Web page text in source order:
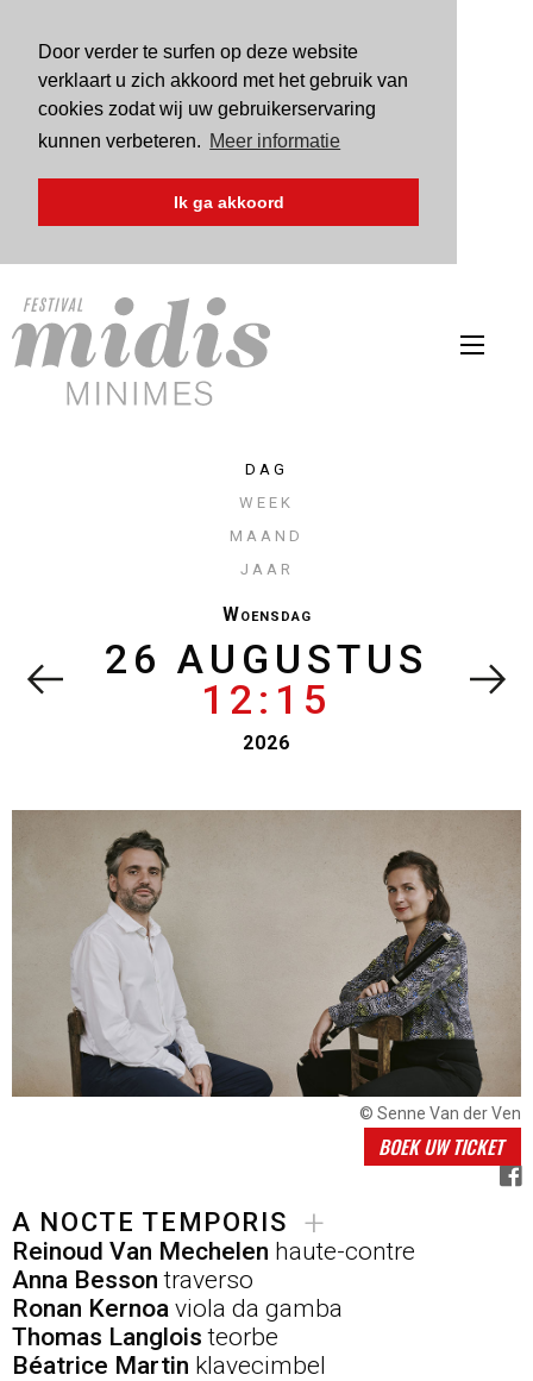
Door verder te surfen op deze website
verklaart u zich akkoord met het gebruik van
cookies zodat wij uw gebruikerservaring
kunnen verbeteren. Meer informatie
Ik ga akkoord
dag
week
maand
jaar
Woensdag
26 AUGUSTUS
12:15
2026
© Senne Van der Ven
BOEK UW TICKET
A NOCTE TEMPORIS +
Reinoud Van Mechelen haute-contre
Anna Bessontraverso
Ronan Kernoa viola da gamba
Thomas Langloisteorbe
Béatrice Martin klavecimbel